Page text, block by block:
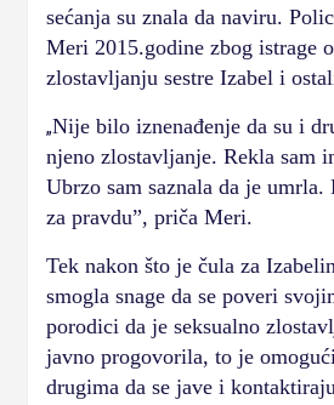
sećanja su znala da naviru.
Meri 2015.godine zbog istrage
zlostavljanju sestre Izabel i
„Nije bilo iznenađenje da su i
njeno zlostavljanje. Rekla sam
Ubrzo sam saznala da je
za pravdu”, priča Meri.
Tek nakon što je čula za
smogla snage da se poveri
porodici da je seksualno
javno progovorila, to je
drugima da se jave i